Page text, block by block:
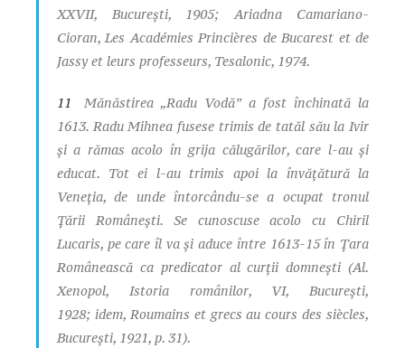
XXVII, Bucureşti, 1905; Ariadna Camariano-
Cioran, Les Académies Princières de Bucarest et de
Jassy et leurs professeurs, Tesalonic, 1974.
11 Mănăstirea „Radu Vodă” a fost închinată la
1613. Radu Mihnea fusese trimis de tatăl său la Ivir
şi a rămas acolo în grija călugărilor, care l-au şi
educat. Tot ei l-au trimis apoi la învăţătură la
Veneţia, de unde întorcându-se a ocupat tronul
Ţării Româneşti. Se cunoscuse acolo cu Chiril
Lucaris, pe care îl va şi aduce între 1613-15 în Ţara
Românească ca predicator al curţii domneşti (Al.
Xenopol, Istoria românilor, VI, Bucureşti,
1928; idem, Roumains et grecs au cours des siècles,
Bucureşti, 1921, p. 31).